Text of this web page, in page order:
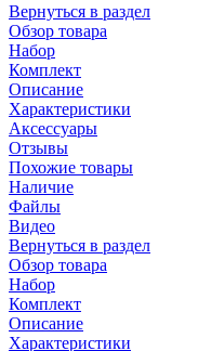
Вернуться в раздел
Обзор товара
Набор
Комплект
Описание
Характеристики
Аксессуары
Отзывы
Похожие товары
Наличие
Файлы
Видео
Вернуться в раздел
Обзор товара
Набор
Комплект
Описание
Характеристики